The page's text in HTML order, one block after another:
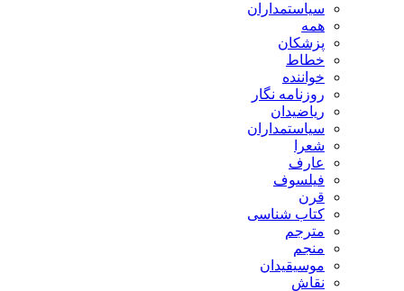
سیاستمداران
همه
پزشکان
خطاط
خواننده
روزنامه نگار
ریاضیدان
سیاستمداران
شعرا
عارف
فیلسوف
قرن
کتاب شناسی
مترجم
منجم
موسیقیدان
نقاش